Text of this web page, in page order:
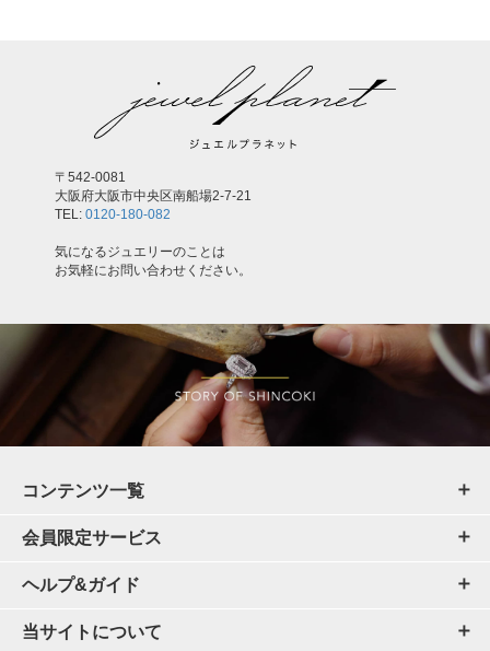
〒542-0081
大阪府大阪市中央区南船場2-7-21
TEL: 0120-180-082
気になるジュエリーのことは
お気軽にお問い合わせください。
コンテンツ一覧
会員限定サービス
ヘルプ&ガイド
当サイトについて